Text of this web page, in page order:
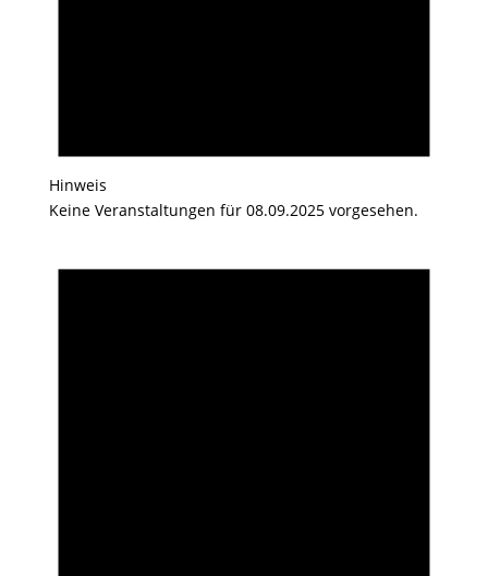
Hinweis
Keine Veranstaltungen für 08.09.2025 vorgesehen.